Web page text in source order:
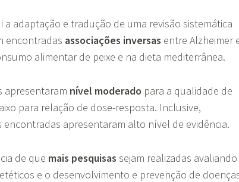
a adaptação e tradução de uma revisão sistemática
encontradas associações inversas entre Alzheimer
alimentar de peixe e na dieta mediterrânea.
apresentaram nível moderado para a qualidade de
para relação de dose-resposta. Inclusive,
apresentaram alto nível de evidência.
de que mais pesquisas sejam realizadas
e o desenvolvimento e prevenção de